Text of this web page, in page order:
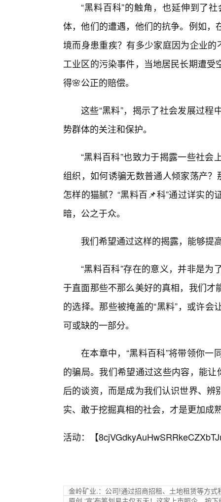
“黑料百科”的触角，也延伸到了
体，他们的遭遇，他们的抗争。例如
境而身患重疾？有多少家庭因为企业
工业区的污染事件，当地居民长期遭
得🌸公正的赔偿。
这些“黑料”，揭示了社会发展过
势群体的关注和保护。
“黑料百科”也致力于揭露一些社
组织，如何诱骗无数普通人倾家荡产
怎样的猫腻？“黑料百📌科”通过详实
暗，公之于众。
我们希望通过这样的揭露，能够提
“黑料百科”存在的意义，并非是
于直面那些不那么美好的真相，我们
的选择。那些被掩盖的“黑料”，或许
可或缺的一部分。
在本章中，“黑料百科”将带领你
的骗局。我们希望通过这些内容，能
后的谈资，而是成为我们认识世界、
实、敢于挖掘真相的社会，才是更加成
活动：【
金岭矿业.：公司!通过招商招租、土地租赁等方式